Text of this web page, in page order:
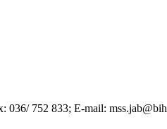
752 833; E-mail: